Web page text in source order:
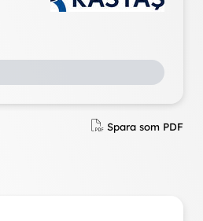
Spara som PDF